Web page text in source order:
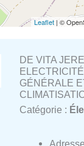
Leaflet | ©
DE VITA
ELECTRICITÉ
GÉNÉRALE
Catégorie :